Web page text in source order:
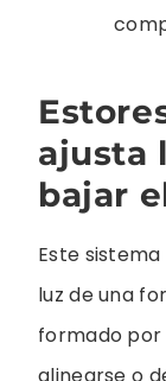
ajusta
bajar
Este
luz de una
formado por
alinearse o